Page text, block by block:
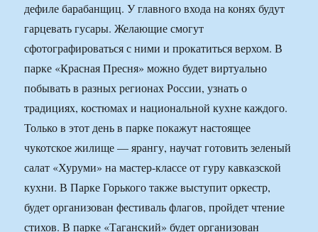
дефиле барабанщиц. У главного входа на конях будут
гарцевать гусары. Желающие смогут
сфотографироваться с ними и прокатиться верхом. В
парке «Красная Пресня» можно будет виртуально
побывать в разных регионах России, узнать о
традициях, костюмах и национальной кухне каждого.
Только в этот день в парке покажут настоящее
чукотское жилище — ярангу, научат готовить зеленый
салат «Хуруми» на мастер-классе от гуру кавказской
кухни. В Парке Горького также выступит оркестр,
будет организован фестиваль флагов, пройдет чтение
стихов. В парке «Таганский» будет организован